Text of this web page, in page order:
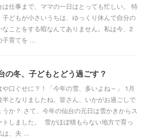
は仕事まで、ママの一日はとっても忙しい。 特
子どもが小さいうちは、ゆっくり休んで自分の
なことをする暇なんてありません。私は今、2
子育てを ...
の冬、子どもとどう過ごす？
や口ぐせに？！「今年の雪、多いよね～」 1月
半となりましたね。皆さん、いかがお過ごしで
うか？ さて、今年の仙台の元日は雪かきからス
トしました。 雪がほぼ積もらない地方で育っ
は、夫 ...